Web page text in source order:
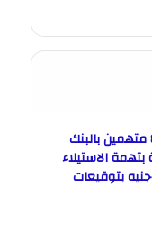
إحالة مدير فرع و8 متهمين بالبنك
الاستيلاء
جنيه بتوقيعات